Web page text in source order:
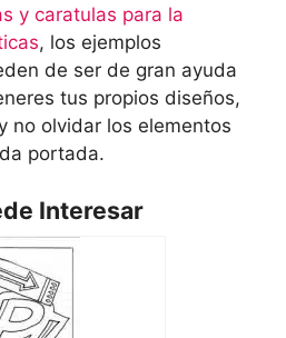
y caratulas para la
, los ejemplos
de ser de gran ayuda
tus propios diseños,
no olvidar los elementos
portada.
Interesar